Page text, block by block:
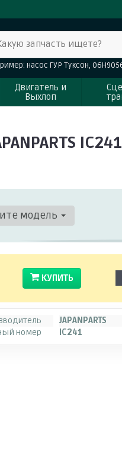
запчасть ищете?
насос ГУР Туксон,
Двигатель и
Выхлоп
IC241
модель
КУПИТЬ
JAPANPARTS
номер
IC241